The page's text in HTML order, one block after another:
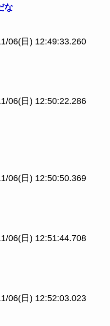
な
06(日) 12:49:33.260
06(日) 12:50:22.286
06(日) 12:50:50.369
06(日) 12:51:44.708
06(日) 12:52:03.023